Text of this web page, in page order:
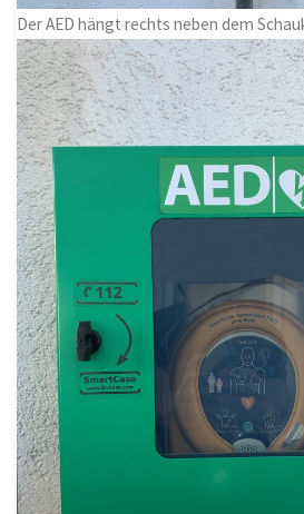
Der AED hängt rechts neben dem